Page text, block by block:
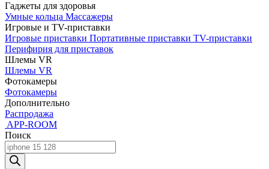
Гаджеты для здоровья
Умные кольца Массажеры
Игровые и TV-приставки
Игровые приставки Портативные приставки TV-приставки
Перифирия для приставок
Шлемы VR
Шлемы VR
Фотокамеры
Фотокамеры
Дополнительно
Распродажа
APP-ROOM
Поиск
Поиск
товаров